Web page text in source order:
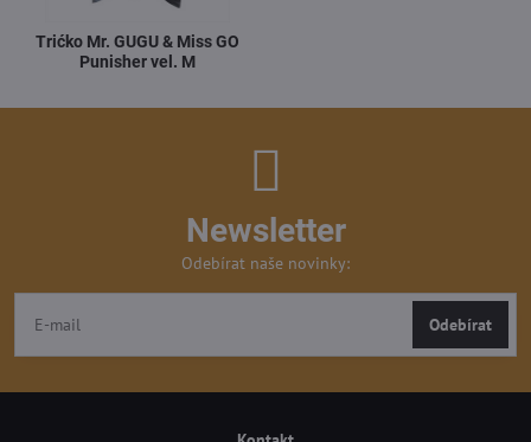
Trićko Mr. GUGU & Miss GO
Punisher vel. M
Newsletter
Odebírat naše novinky:
Odebírat